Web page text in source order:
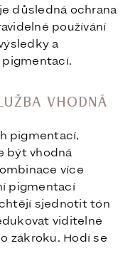
důsledná ochrana
používání
a
pigmentací.
VHODNÁ
pigmentací,
být vhodná
více
pigmentací
sjednotit tón
viditelné
zákroku. Hodí se